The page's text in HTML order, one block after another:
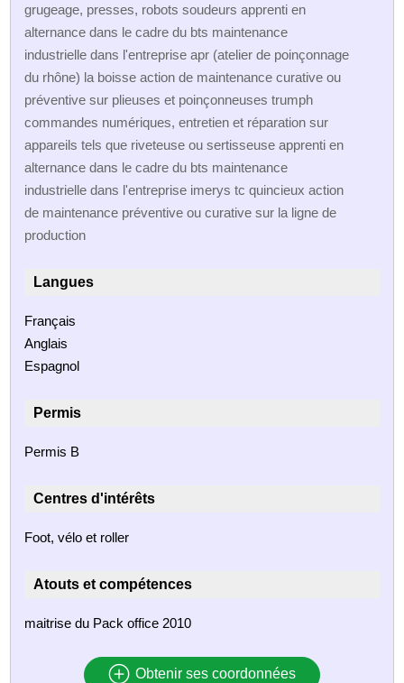
grugeage, presses, robots soudeurs apprenti en
alternance dans le cadre du bts maintenance
industrielle dans l'entreprise apr (atelier de poinçonnage
du rhône) la boisse action de maintenance curative ou
préventive sur plieuses et poinçonneuses trumph
commandes numériques, entretien et réparation sur
appareils tels que riveteuse ou sertisseuse apprenti en
alternance dans le cadre du bts maintenance
industrielle dans l'entreprise imerys tc quincieux action
de maintenance préventive ou curative sur la ligne de
production
Langues
Français
Anglais
Espagnol
Permis
Permis B
Centres d'intérêts
Foot, vélo et roller
Atouts et compétences
maitrise du Pack office 2010
Obtenir ses coordonnées